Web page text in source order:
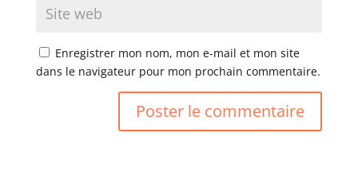
Enregistrer mon nom, mon e-mail et mon site
dans le navigateur pour mon prochain commentaire.